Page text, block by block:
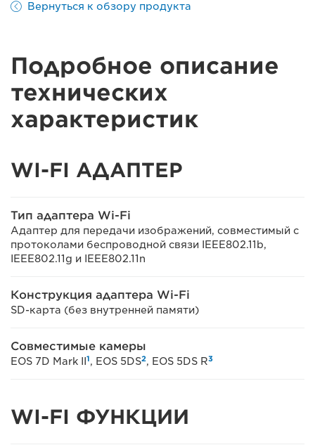
Вернуться к обзору продукта
Подробное описание
технических
характеристик
WI-FI АДАПТЕР
Тип адаптера Wi-Fi
Адаптер для передачи изображений, совместимый с
протоколами беспроводной связи IEEE802.11b,
IEEE802.11g и IEEE802.11n
Конструкция адаптера Wi-Fi
SD-карта (без внутренней памяти)
Совместимые камеры
EOS 7D Mark II 1, EOS 5DS2, EOS 5DS R3
WI-FI ФУНКЦИИ